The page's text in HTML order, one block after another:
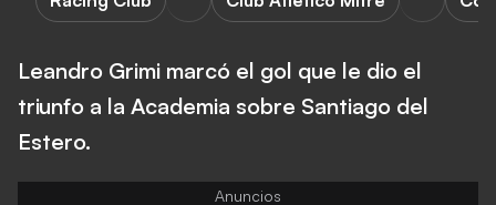
Leandro Grimi marcó el gol que le dio el
triunfo a la Academia sobre Santiago del
Estero.